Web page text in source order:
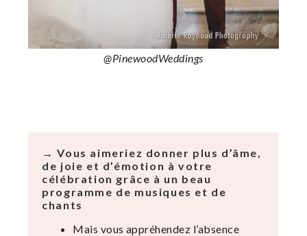
@PinewoodWeddings
→ Vous aimeriez donner plus d’âme,
de joie et d’émotion à votre
célébration grâce à un beau
programme de musiques et de
chants
Mais vous appréhendez l’absence